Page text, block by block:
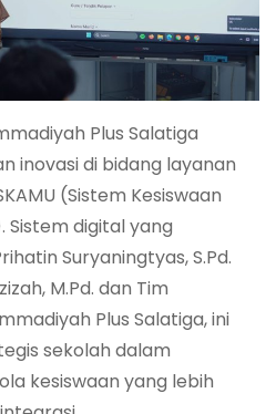
Plus Salatiga
inovasi di bidang layanan
(Sistem Kesiswaan
Sistem digital yang
Suryaningtyas, S.Pd.
M.Pd. dan Tim
Plus Salatiga, ini
sekolah dalam
kesiswaan yang lebih